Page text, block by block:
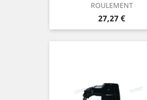
ROULEMENT
Prix
27,27 €